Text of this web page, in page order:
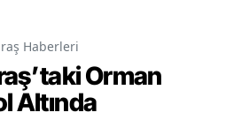
Haberleri
Orman
Altında